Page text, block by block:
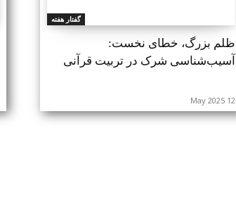
گفتار هفته
ظلم بزرگ، خطای نخست:
آسیب‌شناسی شرک در تربیت قرآنی
12 May 2025